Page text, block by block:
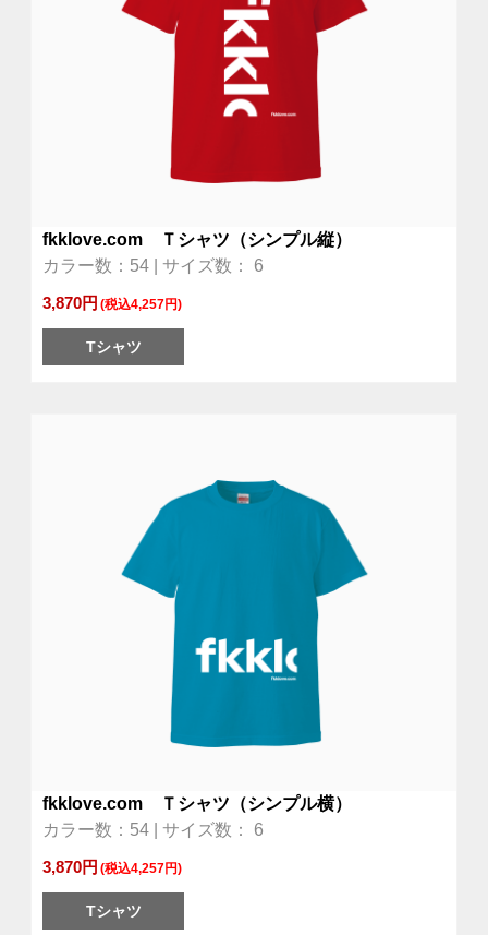
fkklove.com Ｔシャツ（シンプル縦）
カラー数：54 | サイズ数： 6
3,870円 (税込4,257円)
Tシャツ
fkklove.com Ｔシャツ（シンプル横）
カラー数：54 | サイズ数： 6
3,870円 (税込4,257円)
Tシャツ